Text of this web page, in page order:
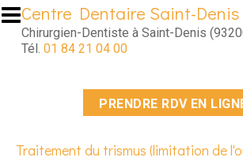
Aller au contenu principal
Centre Dentaire Saint-Denis
Chirurgien-Dentiste à Saint-Denis
Tél.01 84 21 04 00
PRENDRE RDV EN
Traitement du trismus (limitation de